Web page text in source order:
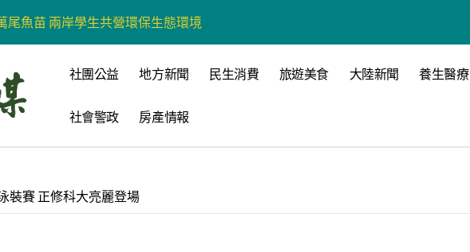
尾魚苗 兩岸學生共營環保生態環境
式上線 打造數位選戰新平台 公開五大亮點
共話農文旅融合發展
對無人載具條例互批 柯志恩：國民黨版才是「國防+產業」務實版
的安逸密碼 一座被時光偏愛的巴適小城
社團公益 地方新聞 民生消費 旅遊美食 大陸新聞 養生醫療
社會警政 房產情報
裝賽 正修科大亮麗登場